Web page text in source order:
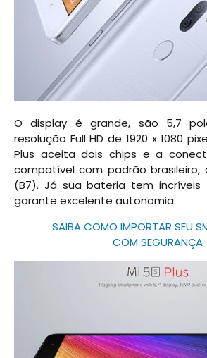
O display é grande, são 5,7
resolução Full HD de 1920 x 1080
Plus aceita dois chips e a
compatível com padrão brasileiro,
(B7). Já sua bateria tem incríveis
garante excelente autonomia.
SAIBA COMO IMPORTAR SEU
COM SEGURANÇA